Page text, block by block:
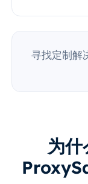
寻找定制解
为